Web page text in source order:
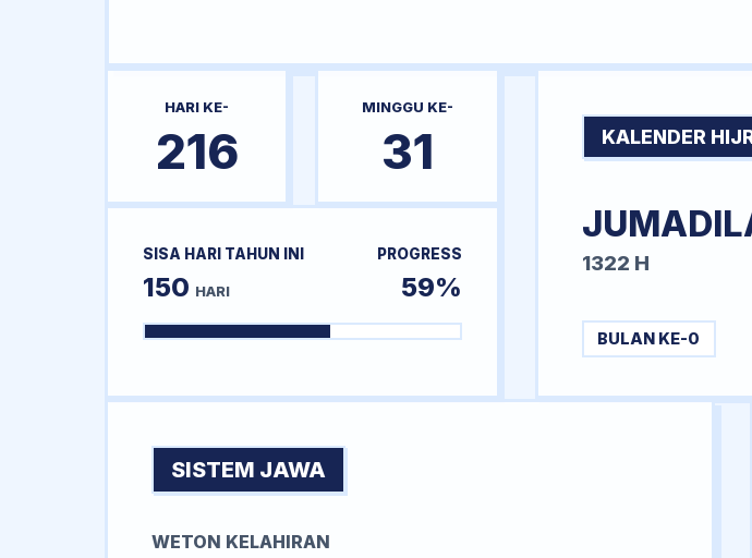
HARI KE-
216
MINGGU KE-
31
SISA HARI TAHUN INI
150 HARI
PROGRESS
59%
KALENDER
1322 H
BULAN KE-0
SISTEM JAWA
WETON KELAHIRAN